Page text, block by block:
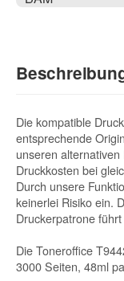
Die kompatible
entsprechende
unseren
Druckkosten bei
Durch unsere
keinerlei Risiko ein.
Druckerpatrone
Die Toneroffice
3000 Seiten, 48ml